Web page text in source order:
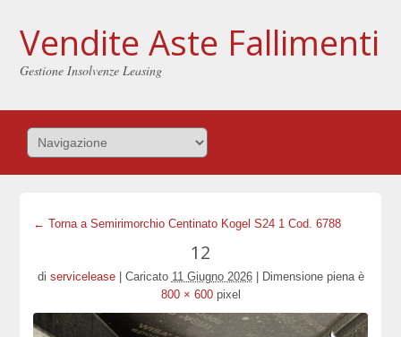
Vendite Aste Fallimenti
Gestione Insolvenze Leasing
← Torna a Semirimorchio Centinato Kogel S24 1 Cod. 6788
12
di servicelease Caricato 11 Giugno 2026
Dimensione piena è
800 × 600pixel